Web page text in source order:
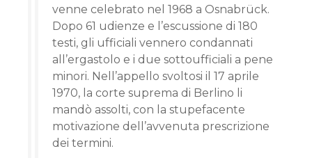
venne celebrato nel 1968 a Osnabrück.
Dopo 61 udienze e l’escussione di 180
testi, gli ufficiali vennero condannati
all’ergastolo e i due sottoufficiali a pene
minori. Nell’appello svoltosi il 17 aprile
1970, la corte suprema di Berlino li
mandò assolti, con la stupefacente
motivazione dell’avvenuta prescrizione
dei termini.